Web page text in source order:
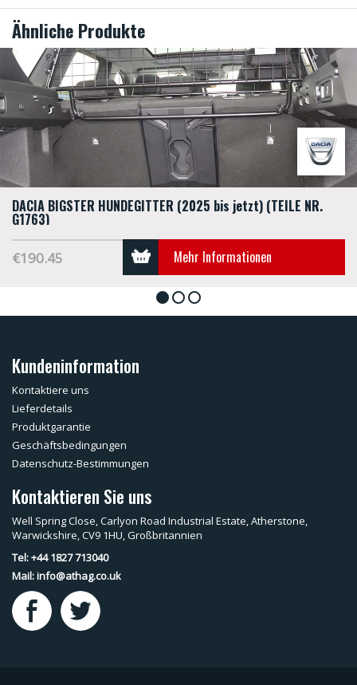
Ähnliche Produkte
DACIA BIGSTER HUNDEGITTER (2025 bis jetzt) (TEILE NR.
G1763)
€190.45 Mehr Informationen
1 2 3
Kundeninformation
Kontaktiere uns
Lieferdetails
Produktgarantie
Geschäftsbedingungen
Datenschutz-Bestimmungen
Kontaktieren Sie uns
Well Spring Close, Carlyon Road Industrial Estate, Atherstone,
Warwickshire, CV9 1HU, Großbritannien
Tel: +44 1827 713040
Mail:info@athag.co.uk